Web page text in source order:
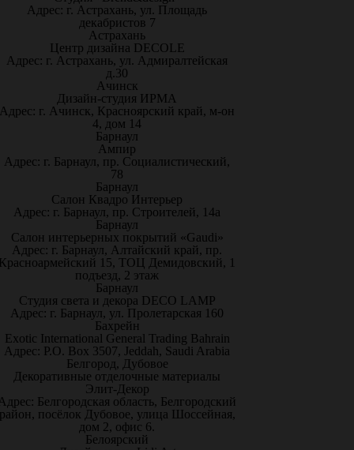
Адрес: г. Астрахань, ул. Площадь
декабристов 7
Астрахань
Центр дизайна DECOLE
Адрес: г. Астрахань, ул. Адмиралтейская
д.30
Ачинск
Дизайн-студия ИРМА
Адрес: г. Ачинск, Красноярский край, м-он
4, дом 14
Барнаул
Ампир
Адрес: г. Барнаул, пр. Социалистический,
78
Барнаул
Салон Квадро Интерьер
Адрес: г. Барнаул, пр. Строителей, 14а
Барнаул
Салон интерьерных покрытий «Gaudi»
Адрес: г. Барнаул, Алтайский край, пр.
15, ТОЦ Демидовский, 1
подъезд, 2 этаж
Барнаул
Студия света и декора DECO LAMP
Адрес: г. Барнаул, ул. Пролетарская 160
Бахрейн
Exotic International General Trading Bahrain
Адрес: P.O. Box 3507, Jeddah, Saudi Arabia
Белгород, Дубовое
Декоративные отделочные материалы
Элит-Декор
Белгородская область, Белгородский
посёлок Дубовое, улица Шоссейная,
дом 2, офис 6.
Белоярский